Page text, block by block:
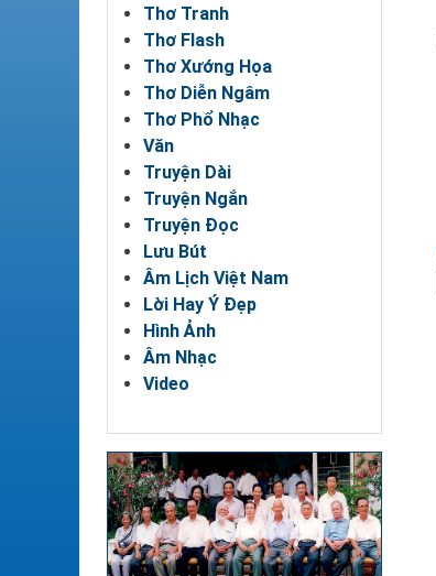
Thơ Tranh
Thơ Flash
Thơ Xướng Họa
Thơ Diễn Ngâm
Thơ Phổ Nhạc
Văn
Truyện Dài
Truyện Ngắn
Truyện Đọc
Lưu Bút
Âm Lịch Việt Nam
Lời Hay Ý Đẹp
Hình Ảnh
Âm Nhạc
Video